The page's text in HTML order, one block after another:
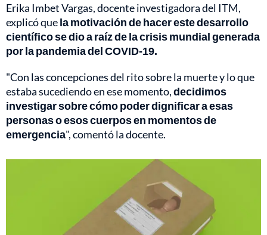
Erika Imbet Vargas, docente investigadora del ITM,
explicó quela motivación de hacer este desarrollo
científico se dio a raíz de la crisis mundial generada
por la pandemia del COVID-19.
"Con las concepciones del rito sobre la muerte y lo que
estaba sucediendo en ese momento,decidimos
investigar sobre cómo poder dignificar a esas
personas o esos cuerpos en momentos de
emergencia", comentó la docente.